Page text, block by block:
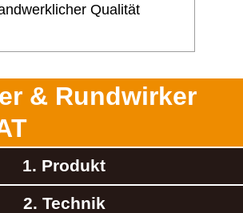
Qualität
& Rundwirker
1. Produkt
2. Technik